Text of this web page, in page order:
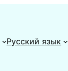
Русский язык